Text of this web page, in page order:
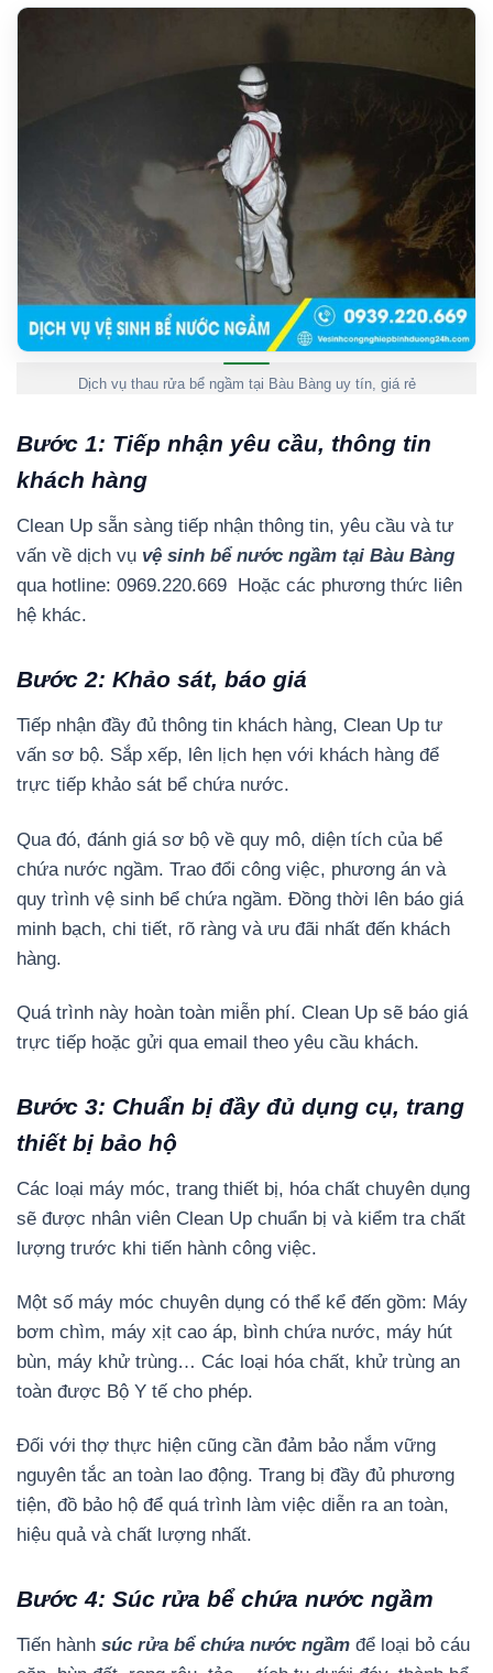
Dịch vụ thau rửa bể ngầm tại Bàu Bàng uy tín, giá rẻ
Bước 1: Tiếp nhận yêu cầu, thông tin
khách hàng
Clean Up sẵn sàng tiếp nhận thông tin, yêu cầu và tư
vấn về dịch vụ vệ sinh bể nước ngầm tại Bàu Bàng
qua hotline: 0969.220.669 Hoặc các phương thức liên
hệ khác.
Bước 2: Khảo sát, báo giá
Tiếp nhận đầy đủ thông tin khách hàng, Clean Up tư
vấn sơ bộ. Sắp xếp, lên lịch hẹn với khách hàng để
trực tiếp khảo sát bể chứa nước.
Qua đó, đánh giá sơ bộ về quy mô, diện tích của bể
chứa nước ngầm. Trao đổi công việc, phương án và
quy trình vệ sinh bể chứa ngầm. Đồng thời lên báo giá
minh bạch, chi tiết, rõ ràng và ưu đãi nhất đến khách
hàng.
Quá trình này hoàn toàn miễn phí. Clean Up sẽ báo giá
trực tiếp hoặc gửi qua email theo yêu cầu khách.
Bước 3: Chuẩn bị đầy đủ dụng cụ, trang
thiết bị bảo hộ
Các loại máy móc, trang thiết bị, hóa chất chuyên dụng
sẽ được nhân viên Clean Up chuẩn bị và kiểm tra chất
lượng trước khi tiến hành công việc.
Một số máy móc chuyên dụng có thể kể đến gồm: Máy
bơm chìm, máy xịt cao áp, bình chứa nước, máy hút
bùn, máy khử trùng… Các loại hóa chất, khử trùng an
toàn được Bộ Y tế cho phép.
Đối với thợ thực hiện cũng cần đảm bảo nắm vững
nguyên tắc an toàn lao động. Trang bị đầy đủ phương
tiện, đồ bảo hộ để quá trình làm việc diễn ra an toàn,
hiệu quả và chất lượng nhất.
Bước 4: Súc rửa bể chứa nước ngầm
Tiến hành súc rửa bể chứa nước ngầm để loại bỏ cáu